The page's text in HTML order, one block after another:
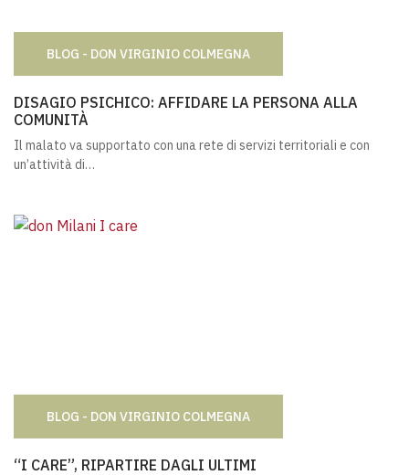
BLOG - DON VIRGINIO COLMEGNA
DISAGIO PSICHICO: AFFIDARE LA PERSONA ALLA
COMUNITÀ
Il malato va supportato con una rete di servizi territoriali e con
un’attività di…
BLOG - DON VIRGINIO COLMEGNA
“I CARE”, RIPARTIRE DAGLI ULTIMI